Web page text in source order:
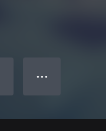
● ● ●